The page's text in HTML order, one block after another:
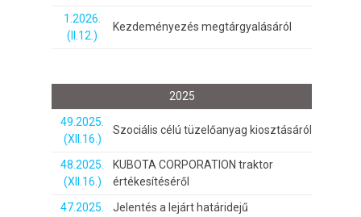
1.2026.
(II.12.)
Kezdeményezés megtárgyalásáról
2025
49.2025.
(XII.16.)
Szociális célú tüzelőanyag kiosztásáról
48.2025.
(XII.16.)
KUBOTA CORPORATION traktor
értékesítéséről
47.2025.
Jelentés a lejárt határidejű